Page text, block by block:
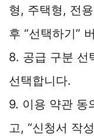
형, 주택형, 전
후 “선택하기”
8. 공급 구분 선
선택합니다.
9. 이용 약관 동
고, “신청서 작